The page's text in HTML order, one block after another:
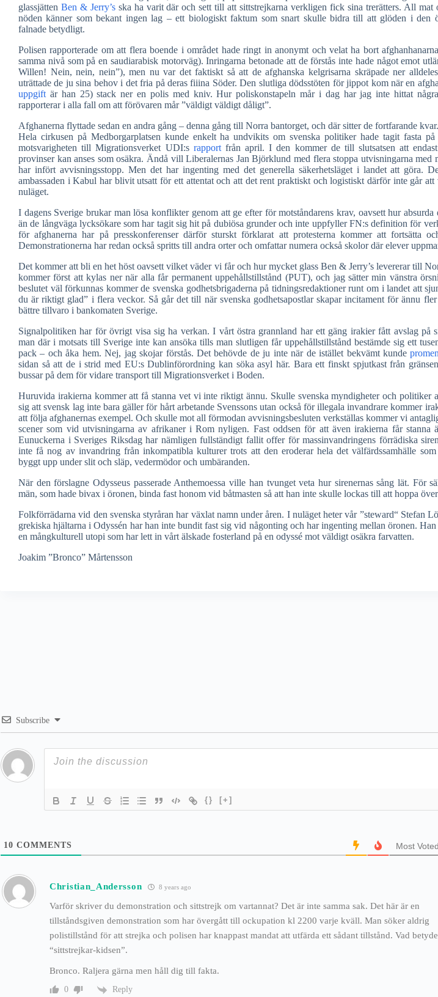
glassjätten Ben & Jerry’sska ha varit där och sett till att sittstrejkarna verkligen fick sina trerätters. All mat
nöden känner som bekant ingen lag – ett biologiskt faktum som snart skulle bidra till att glöden i den
falnade betydligt.
Polisen rapporterade om att flera boende i området hade ringt in anonymt och velat ha bort
samma nivå som på en saudiarabisk motorväg). Inringarna betonade att de förstås inte hade något emot
Willen! Nein, nein, nein”), men nu var det faktiskt så att de afghanska kelgrisarna skräpade ner
uträttade de ju sina behov i det fria på deras fiiina Söder. Den slutliga dödsstöten för jippot kom när en
uppgift är han 25) stack ner en polis med kniv. Hur poliskonstapeln mår i dag har jag inte hittat
rapporterar i alla fall om att förövaren mår ”väldigt väldigt dåligt”.
Afghanerna flyttade sedan en andra gång – denna gång till Norra bantorget, och där sitter de fortfarande kvar.
Hela cirkusen på Medborgarplatsen kunde enkelt ha undvikits om svenska politiker hade tagit fasta på
motsvarigheten till Migrationsverket UDI:s rapportfrån april. I den kommer de till slutsatsen att
provinser kan anses som osäkra. Ändå vill Liberalernas Jan Björklund med flera stoppa utvisningarna med
har infört avvisningsstopp. Men det har ingenting med det generella säkerhetsläget i landet att göra.
ambassaden i Kabul har blivit utsatt för ett attentat och att det rent praktiskt och logistiskt därför inte går
nuläget.
I dagens Sverige brukar man lösa konflikter genom att ge efter för motståndarens krav, oavsett hur absurda
än de långväga lycksökare som har tagit sig hit på dubiösa grunder och inte uppfyller FN:s definition för
för afghanerna har på presskonferenser därför sturskt förklarat att protesterna kommer att fortsätta
Demonstrationerna har redan också spritts till andra orter och omfattar numera också skolor där elever
Det kommer att bli en het höst oavsett vilket väder vi får och hur mycket glass Ben & Jerry’s levererar till
kommer först att kylas ner när alla får permanent uppehållstillstånd (PUT), och jag sätter min vänstra
beslutet väl förkunnas kommer de svenska godhetsbrigaderna på tidningsredaktioner runt om i landet att
du är riktigt glad” i flera veckor. Så går det till när svenska godhetsapostlar skapar incitament för ännu
bättre tillvaro i bankomaten Sverige.
Signalpolitiken har för övrigt visa sig ha verkan. I vårt östra grannland har ett gäng irakier fått avslag på
man där i motsats till Sverige inte kan ansöka tills man slutligen får uppehållstillstånd bestämde sig ett
pack – och åka hem. Nej, jag skojar förstås. Det behövde de ju inte när de istället bekvämt kunde
sidan så att de i strid med EU:s Dublinförordning kan söka asyl här. Bara ett finskt spjutkast från
bussar på dem för vidare transport till Migrationsverket i Boden.
Huruvida irakierna kommer att få stanna vet vi inte riktigt ännu. Skulle svenska myndigheter och politiker
sig att svensk lag inte bara gäller för hårt arbetande Svenssons utan också för illegala invandrare kommer
att följa afghanernas exempel. Och skulle mot all förmodan avvisningsbesluten verkställas kommer vi
scener som vid utvisningarna av afrikaner i Rom nyligen. Fast oddsen för att även irakierna får stanna
Eunuckerna i Sveriges Riksdag har nämligen fullständigt fallit offer för massinvandringens förrädiska
inte få nog av invandring från inkompatibla kulturer trots att den eroderar hela det välfärdssamhälle
byggt upp under slit och släp, vedermödor och umbäranden.
När den förslagne Odysseus passerade Anthemoessa ville han tvunget veta hur sirenernas sång lät. För
män, som hade bivax i öronen, binda fast honom vid båtmasten så att han inte skulle lockas till att hoppa
Folkförrädarna vid den svenska styråran har växlat namn under åren. I nuläget heter vår ”steward“ Stefan
grekiska hjältarna i Odyssén har han inte bundit fast sig vid någonting och har ingenting mellan öronen.
en mångkulturell utopi som har lett in vårt älskade fosterland på en odyssé mot väldigt osäkra farvatten.
Joakim ”Bronco” Mårtensson
Subscribe
{} [+]
10 COMMENTS Most Voted
Christian_Andersson 8 years ago
Varför skriver du demonstration och sittstrejk om vartannat? Det är inte samma sak. Det här är en
tillståndsgiven demonstration som har övergått till ockupation kl 2200 varje kväll. Man söker aldrig
polistillstånd för att strejka och polisen har knappast mandat att utfärda ett sådant tillstånd. Vad
“sittstrejkar-kidsen”.
Bronco. Raljera gärna men håll dig till fakta.
0 Reply